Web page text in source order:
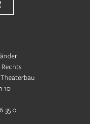
10
35 0